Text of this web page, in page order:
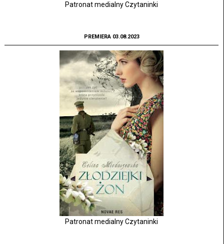
Patronat medialny Czytaninki
PREMIERA 03.08.2023
Patronat medialny Czytaninki